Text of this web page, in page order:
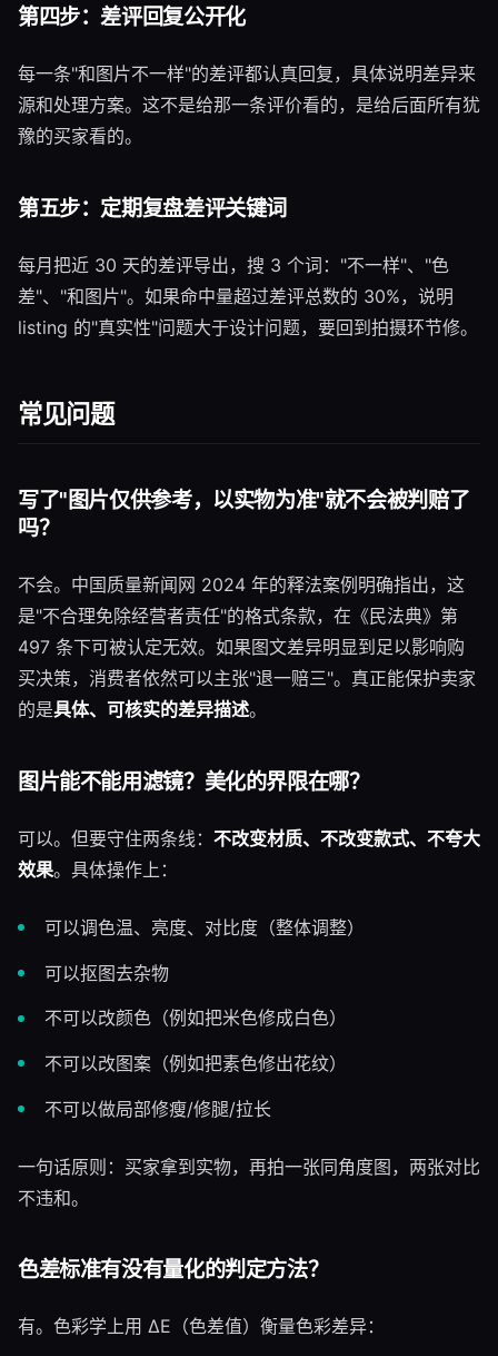
第四步：差评回复公开化
每一条"和图片不一样"的差评都认真回复，具体说明差异来
源和处理方案。这不是给那一条评价看的，是给后面所有犹
豫的买家看的。
第五步：定期复盘差评关键词
每月把近 30 天的差评导出，搜 3 个词："不一样"、"色
差"、"和图片"。如果命中量超过差评总数的 30%，说明
listing 的"真实性"问题大于设计问题，要回到拍摄环节修。
常见问题
写了"图片仅供参考，以实物为准"就不会被判赔了
吗？
不会。中国质量新闻网 2024 年的释法案例明确指出，这
是"不合理免除经营者责任"的格式条款，在《民法典》第
497 条下可被认定无效。如果图文差异明显到足以影响购
买决策，消费者依然可以主张"退一赔三"。真正能保护卖家
的是具体、可核实的差异描述。
图片能不能用滤镜？美化的界限在哪？
可以。但要守住两条线： 不改变材质、不改变款式、不夸大
效果。具体操作上：
可以调色温、亮度、对比度（整体调整）
可以抠图去杂物
不可以改颜色（例如把米色修成白色）
不可以改图案（例如把素色修出花纹）
不可以做局部修瘦/修腿/拉长
一句话原则：买家拿到实物，再拍一张同角度图，两张对比
不违和。
色差标准有没有量化的判定方法？
有。色彩学上用 ΔE（色差值）衡量色彩差异：